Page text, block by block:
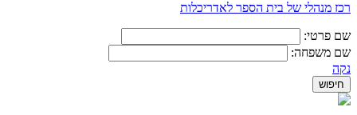
רכז מנהלי של בית הספר לאדריכלות
שם פרטי:
שם משפחה:
נקה